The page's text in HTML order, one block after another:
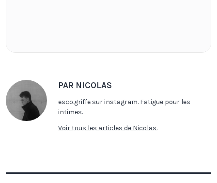
PAR NICOLAS
esco.griffe sur instagram. Fatigue pour les
intimes.
Voir tous les articles de Nicolas.